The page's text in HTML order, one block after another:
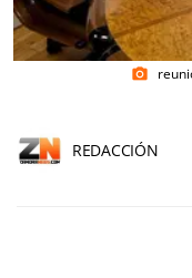
photo_camera
REDACCIÓN